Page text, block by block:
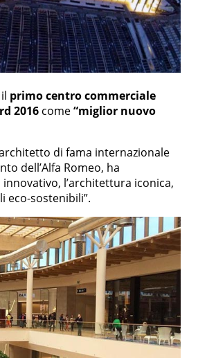
primo centro commerciale
2016 come“miglior nuovo
di fama internazionale
dell’Alfa Romeo, ha
innovativo, l’architettura iconica,
eco-sostenibili”.